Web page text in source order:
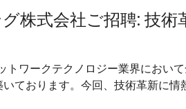
株式会社ご招聘: 技
ワークテクノロジー業界におい
ております。今回、技術革新に